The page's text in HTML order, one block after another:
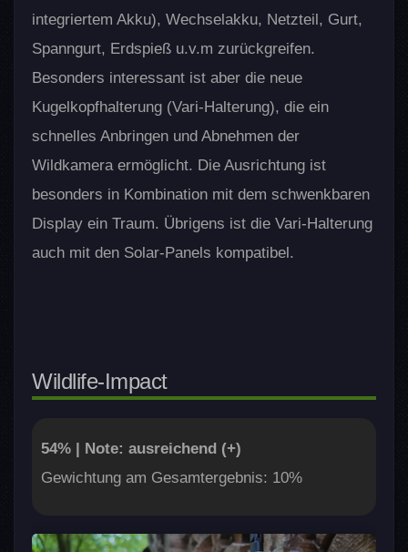
integriertem Akku), Wechselakku, Netzteil, Gurt,
Spanngurt, Erdspieß u.v.m zurückgreifen.
Besonders interessant ist aber die neue
Kugelkopfhalterung (Vari-Halterung), die ein
schnelles Anbringen und Abnehmen der
Wildkamera ermöglicht. Die Ausrichtung ist
besonders in Kombination mit dem schwenkbaren
Display ein Traum. Übrigens ist die Vari-Halterung
auch mit den Solar-Panels kompatibel.
Wildlife-Impact
54% | Note: ausreichend (+)
Gewichtung am Gesamtergebnis: 10%